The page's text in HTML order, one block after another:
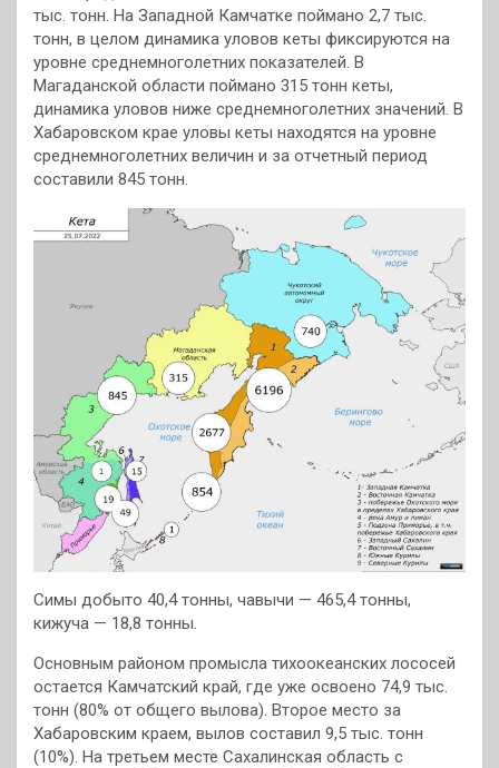
тыс. тонн. На Западной Камчатке поймано 2,7 тыс.
тонн, в целом динамика уловов кеты фиксируются на
уровне среднемноголетних показателей. В
Магаданской области поймано 315 тонн кеты,
динамика уловов ниже среднемноголетних значений. В
Хабаровском крае уловы кеты находятся на уровне
среднемноголетних величин и за отчетный период
составили 845 тонн.
Симы добыто 40,4 тонны, чавычи — 465,4 тонны,
кижуча — 18,8 тонны.
Основным районом промысла тихоокеанских лососей
остается Камчатский край, где уже освоено 74,9 тыс.
тонн (80% от общего вылова). Второе место за
Хабаровским краем, вылов составил 9,5 тыс. тонн
(10%). На третьем месте Сахалинская область с